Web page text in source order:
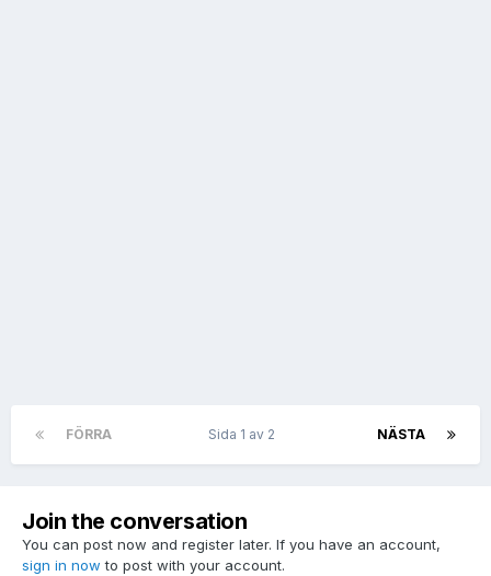
FÖRRA NÄSTA
Sida 1 av 2
Join the conversation
You can post now and register later. If you have an account,
sign in now to post with your account.